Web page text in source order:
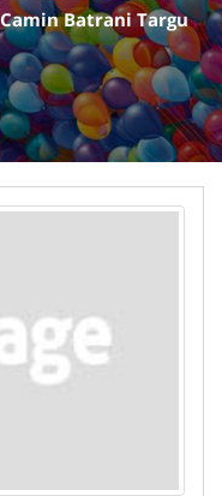
Camin Batrani Targu